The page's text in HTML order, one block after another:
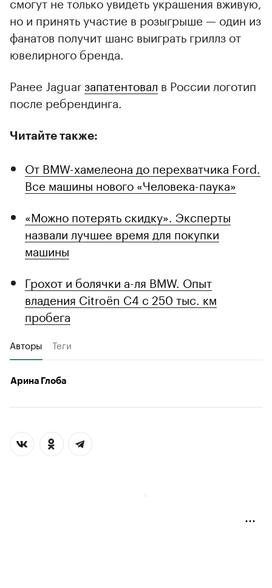
но и принять участие в розыгрыше — один из
фанатов получит шанс выиграть гриллз от
ювелирного бренда.
Ранее Jaguarзапатентовал в России логотип
после ребрендинга.
Читайте также:
От BMW-хамелеона до перехватчика Ford.
Все машины нового «Человека-паука»
«Можно потерять скидку». Эксперты
назвали лучшее время для покупки
машины
Грохот и болячки а-ля BMW. Опыт
владения Citroёn C4 с 250 тыс. км
пробега
Авторы Теги
Арина Глоба